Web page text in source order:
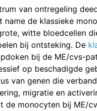
van ontregeling
name de klassieke
witte bloedcellen
bij ontsteking. De
bij de ME/cvs-
op beschadigde
van genen die
migratie en
de monocyten bij ME/